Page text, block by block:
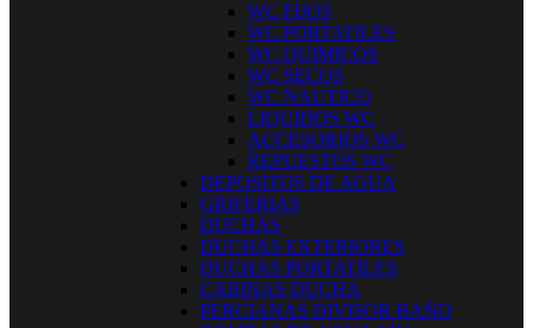
WC FIJOS
WC PORTATILES
WC QUIMICOS
WC SECOS
WC NAUTICO
LIQUIDOS WC
ACCESORIOS WC
REPUESTOS WC
DEPOSITOS DE AGUA
GRIFERIAS
DUCHAS
DUCHAS EXTERIORES
DUCHAS PORTATILES
CABINAS DUCHA
PERCIANAS DIVISOR BAÑO